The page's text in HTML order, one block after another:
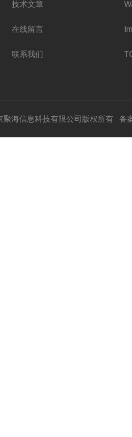
技术文章
在线留言
联系我们
海信息科技有限公司版权所有 备